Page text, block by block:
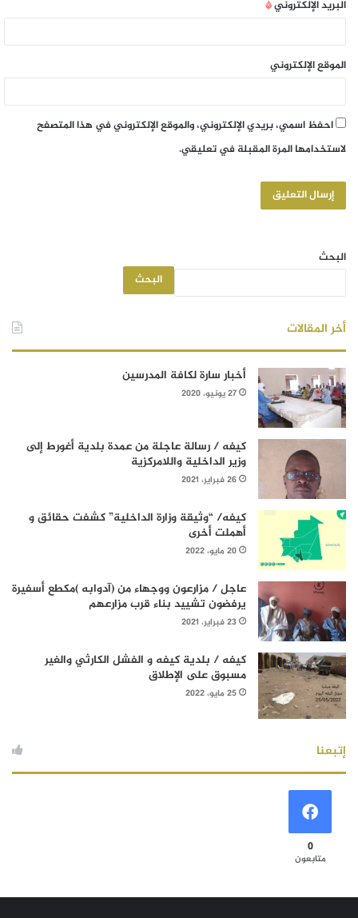
البريد الإلكتروني*
الموقع الإلكتروني
احفظ اسمي، بريدي الإلكتروني، والموقع الإلكتروني في هذا المتصفح
لاستخدامها المرة المقبلة في تعليقي.
البحث
البحث
أخر المقالات
أخبار سارة لكافة المدرسين
27 يونيو، 2020
كيفه / رسالة عاجلة من عمدة بلدية أغورط إلى
وزير الداخلية واللامركزية
26 فبراير، 2021
كيفه/ “وثيقة وزارة الداخلية” كشفت حقائق و
أهملت أخرى
20 مايو، 2022
عاجل / مزارعون ووجهاء من (آدوابه )مكطع أسفيرة
يرفضون تشييد بناء قرب مزارعهم
23 فبراير، 2021
كيفه / بلدية كيفه و الفشل الكارثي والغير
مسبوق على الإطلاق
25 مايو، 2022
إتبعنا
0
متابعون